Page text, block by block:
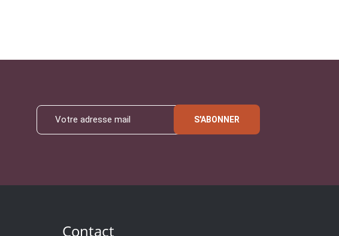
S'ABONNER
Contact